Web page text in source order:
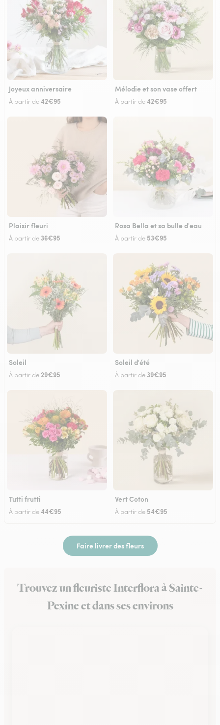
Joyeux anniversaire
À partir de42€95
Mélodie et son vase offert
À partir de42€95
Plaisir fleuri
À partir de 36€95
Rosa Bella et sa bulle d'eau
À partir de 53€95
Soleil
À partir de 29€95
Soleil d'été
À partir de 39€95
Tutti frutti
À partir de44€95
Vert Coton
À partir de 54€95
Faire livrer des fleurs
Trouvez un fleuriste Interflora à Sainte-
Pexine et dans ses environs